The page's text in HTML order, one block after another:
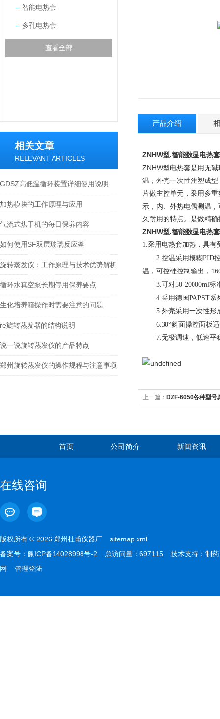
智能电热套
多孔电热套
查看全部
相关文章
RELEVANT ARTICLES
GDSZ高低温循环装置详细使用说明
加热模块的工作原理与应用
气流式烘干机的每日保养内容
如何使用SF双层玻璃反应釜
旋转蒸发仪：工作原理与技术优势解析
循环水真空泵长期停用保养要点
生化培养箱操作时需要注意的问题
re旋转蒸发器的结构说明
说一说旋转蒸发仪的产品特点
郑州旋转蒸发仪的操作规程与注意事项
产品介绍
ZNHW型.智能数显电热
ZNHW型电热套是用无
温，外壳一次性注塑成
片做主控单元，采用多
示，内、外热电偶测温
久耐用的特点。是做精
ZNHW型.智能数显电热
1.采用电热套加热，具有
2.控温采用模糊PID
温，可控硅控制输出，
3.可对50-20000ml标
4.采用德国PAPST系
5.外壳采用一次性形
6.30°斜面操控面板
7.无极调速，低速平
上一篇： DZF-6050各种型号
首页 公司简介 新闻资讯
在线咨询
版权所有 © 2026 郑州杜甫仪器厂 sitemap.xml
备案号： 豫ICP备14028998号-2 总访问量：697115 技术支持： 制药
网
管理登陆